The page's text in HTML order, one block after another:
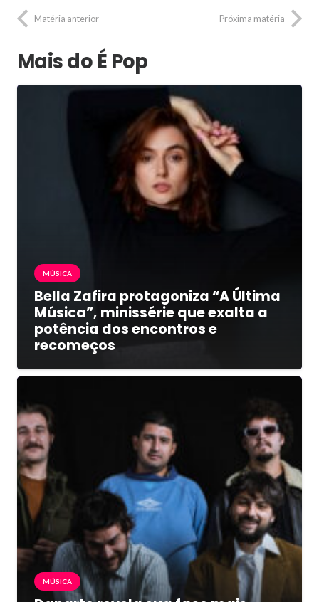
Matéria anterior Próxima matéria
Mais do É Pop
MÚSICA
Bella Zafira protagoniza “A Última
Música”, minissérie que exalta a
potência dos encontros e
recomeços
MÚSICA